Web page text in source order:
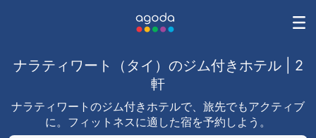
ナラティワート（タイ）のジム付きホテル | 2
軒
ナラティワートのジム付きホテルで、旅先でもアクティブ
に。フィットネスに適した宿を予約しよう。